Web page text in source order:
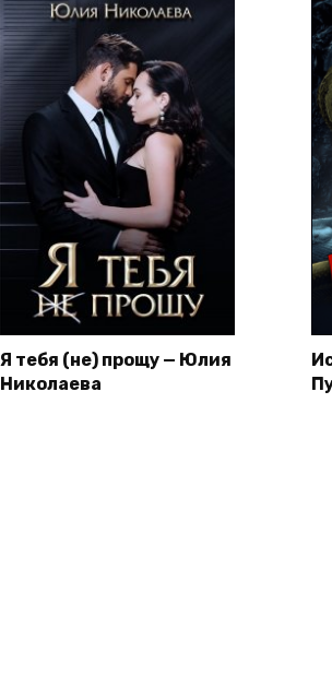
Я тебя (не) прощу — Юлия
Николаева